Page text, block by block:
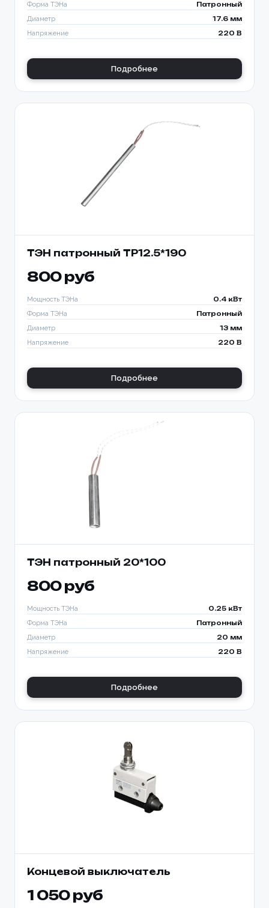
Форма ТЭНа Патронный
Диаметр 17.6 мм
Напряжение 220 В
Подробнее
ТЭН патронный TP12.5*190
800 руб
Мощность ТЭНа 0.4 кВт
Форма ТЭНа Патронный
Диаметр 13 мм
Напряжение 220 В
Подробнее
ТЭН патронный 20*100
800 руб
Мощность ТЭНа 0.25 кВт
Форма ТЭНа Патронный
Диаметр 20 мм
Напряжение 220 В
Подробнее
Концевой выключатель
1 050 руб